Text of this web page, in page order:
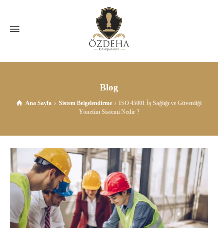
Blog
Ana Sayfa Sistem Belgelendirme
ISO 45001 İş Sağlığı ve Güvenliği
Yönetim Sistemi Nedir ?